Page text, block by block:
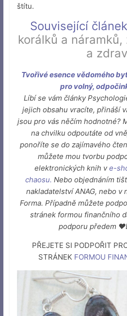
štítu.
Související
korálků a
a
Tvořivé esence vědomého
pro volný,
Líbí se vám články
jejich obsahu vracíte, přináší
jsou pro vás něčím hodnotné?
na chvilku odpoutáte od
ponoříte se do zajímavého
můžete mou tvorbu
elektronických knih ve-
chaosu. Nebo objednáním
nakladatelství ANAG, nebo v
Forma. Případně můžete
stránek formou finančního
podporu předem
PŘEJETE SI PODPOŘIT
STRÁNEK FORMOU